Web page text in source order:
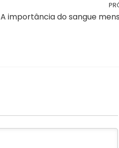
A importância do sangue